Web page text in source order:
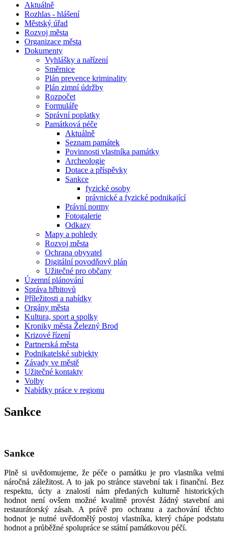
Aktuálně
Rozhlas - hlášení
Městský úřad
Rozvoj města
Organizace města
Dokumenty
Vyhlášky a nařízení
Směrnice
Plán prevence kriminality
Plán zimní údržby
Rozpočet
Formuláře
Správní poplatky
Památková péče
Aktuálně
Seznam památek
Povinnosti vlastníka památky
Archeologie
Dotace a příspěvky
Sankce
fyzické osoby
právnické a fyzické podnikající
Právní normy
Fotogalerie
Odkazy
Mapy a pohledy
Rozvoj města
Ochrana obyvatel
Digitální povodňový plán
Užitečné pro občany
Územní plánování
Správa hřbitovů
Příležitosti a nabídky
Orgány města
Kultura, sport a spolky
Kroniky města Železný Brod
Krizové řízení
Partnerská města
Podnikatelské subjekty
Závady ve městě
Užitečné kontakty
Volby
Nabídky práce v regionu
Sankce
Sankce
Plně si uvědomujeme, že péče o památku je pro vlastníka velmi
náročná záležitost. A to jak po stránce stavební tak i finanční. Bez
respektu, úcty a znalostí nám předaných kulturně historických
hodnot není ovšem možné kvalitně provést žádný stavební ani
restaurátorský zásah. A právě pro ochranu a zachování těchto
hodnot je nutné uvědomělý postoj vlastníka, který chápe podstatu
hodnot a průběžné spolupráce se státní památkovou péčí.